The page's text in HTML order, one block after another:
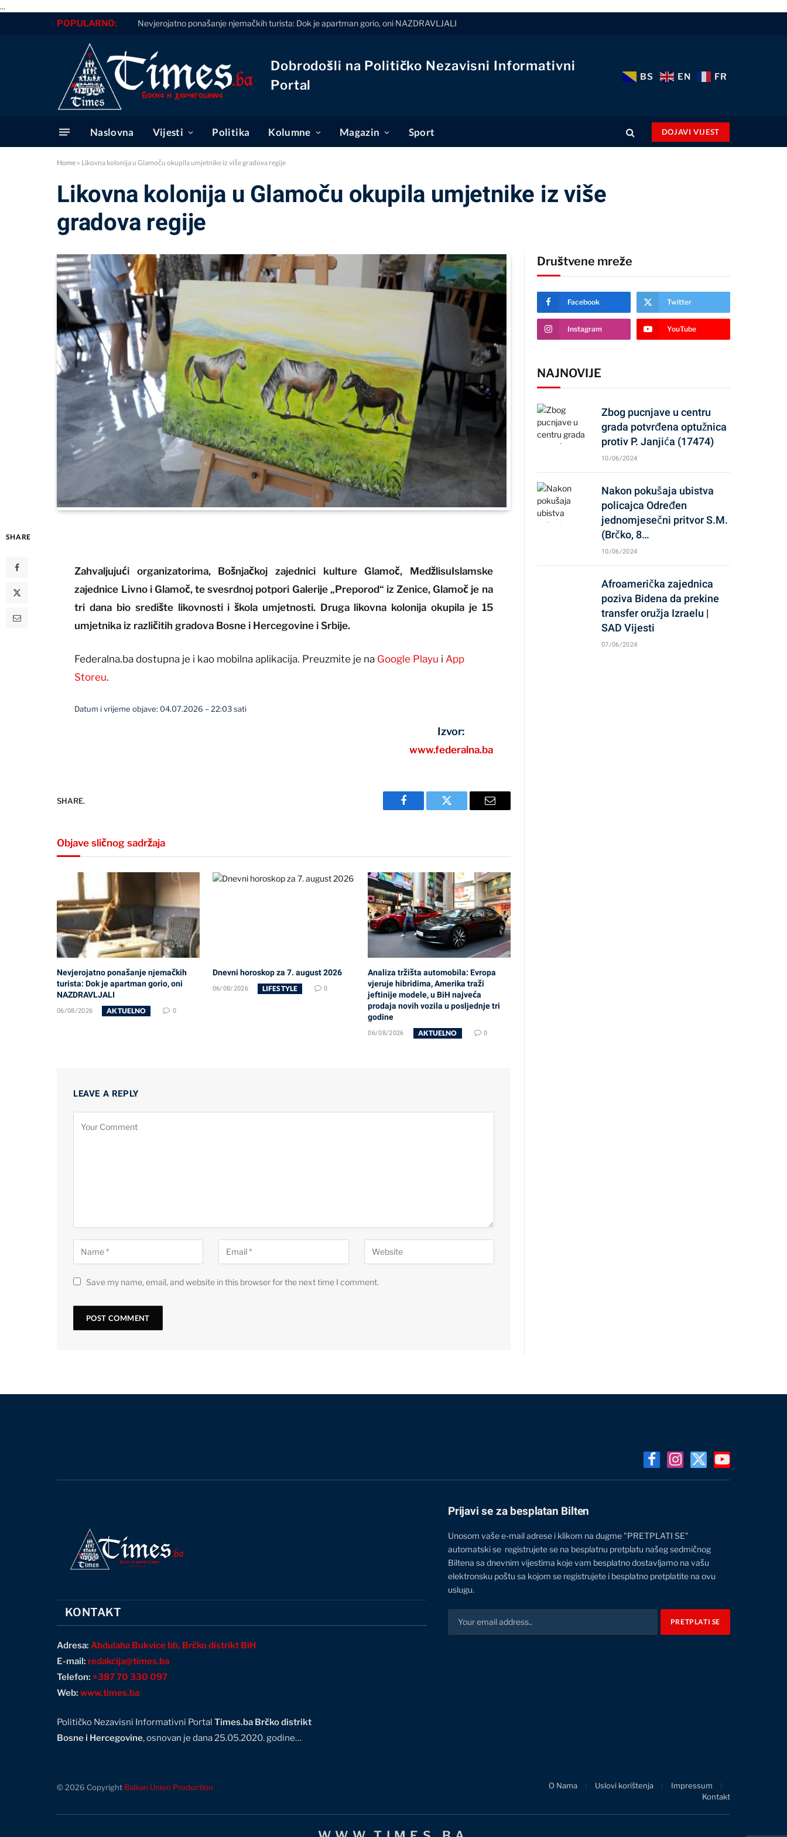
...
POPULARNO: Nevjerojatno ponašanje njemačkih turista: Dok je apartman gorio, oni NAZDRAVLJALI
Dobrodošli na Političko Nezavisni Informativni
Portal
BS EN FR
Naslovna Vijesti Politika Kolumne Magazin Sport DOJAVI VIJEST
Home » Likovna kolonija u Glamoču okupila umjetnike iz više gradova regije
Likovna kolonija u Glamoču okupila umjetnike iz više
gradova regije
SHARE
Zahvaljujući organizatorima, Bošnjačkoj zajednici kulture Glamoč, MedžlisuIslamske
zajednice Livno i Glamoč, te svesrdnoj potpori Galerije „Preporod“ iz Zenice, Glamoč je na
tri dana bio središte likovnosti i škola umjetnosti. Druga likovna kolonija okupila je 15
umjetnika iz različitih gradova Bosne i Hercegovine i Srbije.
Federalna.ba dostupna je i kao mobilna aplikacija. Preuzmite je na Google Playu iApp
Storeu.
Datum i vrijeme objave: 04.07.2026 – 22:03 sati
Izvor:
www.federalna.ba
SHARE.
Facebook Twitter Email
Objave sličnog sadržaja
Nevjerojatno ponašanje njemačkih
turista: Dok je apartman gorio, oni
NAZDRAVLJALI
06/08/2026 AKTUELNO 0
Dnevni horoskop za 7. august 2026
06/08/2026 LIFESTYLE 0
Analiza tržišta automobila: Evropa
vjeruje hibridima, Amerika traži
jeftinije modele, u BiH najveća
prodaja novih vozila u posljednje tri
godine
06/08/2026 AKTUELNO 0
LEAVE A REPLY
Save my name, email, and website in this browser for the next time I comment.
Društvene mreže
Facebook Twitter
Instagram YouTube
NAJNOVIJE
Zbog pucnjave u centru
grada potvrđena optužnica
protiv P. Janjića (17474)
10/06/2024
Nakon pokušaja ubistva
policajca Određen
jednomjesečni pritvor S.M.
(Brčko, 8…
10/06/2024
Afroamerička zajednica
poziva Bidena da prekine
transfer oružja Izraelu |
SAD Vijesti
07/06/2024
FacebookInstagram
X
YouTube
KONTAKT
Adresa: Abdulaha Bukvice bb, Brčko distrikt BiH
E-mail: redakcija@times.ba
Telefon: +387 70 330 097
Web: www.times.ba
Političko Nezavisni Informativni Portal Times.ba Brčko distrikt
Bosne i Hercegovine, osnovan je dana 25.05.2020. godine…
Prijavi se za besplatan Bilten
Unosom vaše e-mail adrese i klikom na dugme "PRETPLATI SE"
automatski se registrujete se na besplatnu pretplatu našeg sedmičnog
Biltena sa dnevnim vijestima koje vam besplatno dostavljamo na vašu
elektronsku poštu sa kojom se registrujete i besplatno pretplatite na ovu
uslugu.
© 2026 Copyright Balkan Union Production O Nama Uslovi korištenja
Impressum
Kontakt